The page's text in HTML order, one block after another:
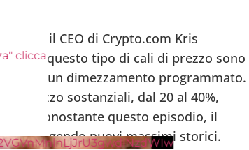
e il CEO di Crypto.com Kris
cui questo tipo di cali di prezzo sono
di un dimezzamento programmato.
prezzo sostanziali, dal 20 al 40%,
Nonostante questo episodio, il
nuovi massimi storici.
clicca